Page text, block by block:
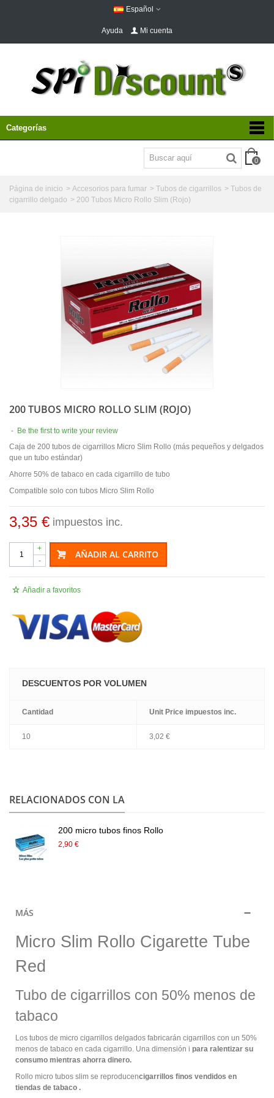
Español
Ayuda Mi cuenta
Categorías
0
Página de inicio > Accesorios para fumar > Tubos de cigarrillos > Tubos de
cigarrillo delgado > 200 Tubos Micro Rollo Slim (Rojo)
200 TUBOS MICRO ROLLO SLIM (ROJO)
- Be the first to write your review
Caja de 200 tubos de cigarrillos Micro Slim Rollo (más pequeños y delgados
que un tubo estándar)
Ahorre 50% de tabaco en cada cigarrillo de tubo
Compatible solo con tubos Micro Slim Rollo
3,35 € impuestos inc.
-
+ AÑADIR AL CARRITO
Añadir a favoritos
DESCUENTOS POR VOLUMEN
Cantidad Unit Price impuestos inc.
10 3,02 €
RELACIONADOS CON LA
200 micro tubos finos Rollo
2,90 €
MÁS
Micro Slim Rollo Cigarette Tube
Red
Tubo de cigarrillos con 50% menos de
tabaco
Los tubos de micro cigarrillos delgados fabricarán cigarrillos con un 50%
menos de tabaco en cada cigarrillo. Una dimensión i para ralentizar su
consumo mientras ahorra dinero.
Rollo micro tubos slim se reproducencigarrillos finos vendidos en
tiendas de tabaco .